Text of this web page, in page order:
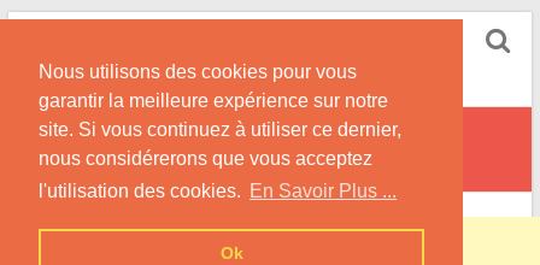
Nous utilisons des cookies pour vous
garantir la meilleure expérience sur notre
site. Si vous continuez à utiliser ce dernier,
nous considérerons que vous acceptez
l'utilisation des cookies. En Savoir Plus ...
Ok
Skip
content
Informations sur les Pompes à Chaleur
Bailleul-Neuville